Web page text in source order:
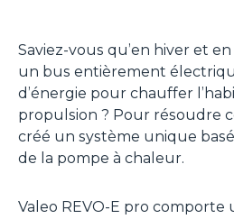
Saviez-vous qu’en hiver et
un bus entièrement
d’énergie pour chauffer
propulsion ? Pour résoudre
créé un système unique
de la pompe à chaleur.
Valeo REVO-E pro comporte